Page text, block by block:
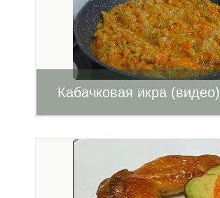
Кабачковая икра (видео)